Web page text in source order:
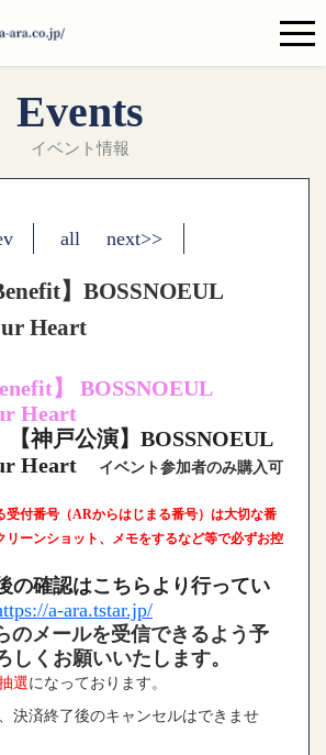
Events
イベント情報
all next>>
】BOSSNOEUL
Heart
】 BOSSNOEUL
Heart
神戸公演】 BOSSNOEUL
Heart
イベント参加者のみ購入可
受付番号（ARからはじまる番号）は大切な番
リーンショット、メモをするなど等で必ずお控
の確認はこちらより行ってい
a-ara.tstar.jp/
のメールを受信できるよう予
しくお願いいたします。
選になっております。
決済終了後のキャンセルはできませ